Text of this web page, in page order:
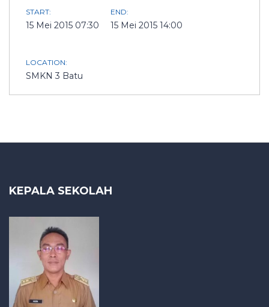
START:
15 Mei 2015 07:30
END:
15 Mei 2015 14:00
LOCATION:
SMKN 3 Batu
KEPALA SEKOLAH